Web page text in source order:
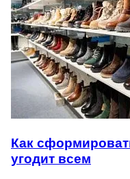
Как
угодит всем